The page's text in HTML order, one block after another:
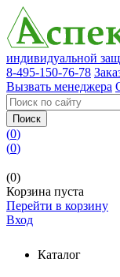
индивидуальной
8-495-150-76-78
Вызвать менеджера
Поиск
(0)
(0)
(0)
Корзина пуста
Перейти в корзину
Вход
Каталог